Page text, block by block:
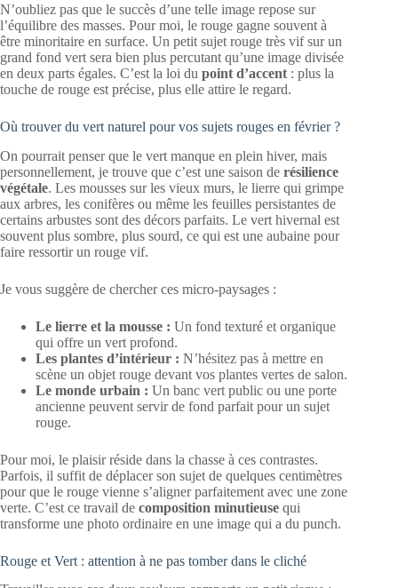
N’oubliez pas que le succès d’une telle image repose sur
l’équilibre des masses. Pour moi, le rouge gagne souvent à
être minoritaire en surface. Un petit sujet rouge très vif sur un
grand fond vert sera bien plus percutant qu’une image divisée
en deux parts égales. C’est la loi du point d’accent : plus la
touche de rouge est précise, plus elle attire le regard.
Où trouver du vert naturel pour vos sujets rouges en février ?
On pourrait penser que le vert manque en plein hiver, mais
personnellement, je trouve que c’est une saison de résilience
végétale. Les mousses sur les vieux murs, le lierre qui grimpe
aux arbres, les conifères ou même les feuilles persistantes de
certains arbustes sont des décors parfaits. Le vert hivernal est
souvent plus sombre, plus sourd, ce qui est une aubaine pour
faire ressortir un rouge vif.
Je vous suggère de chercher ces micro-paysages :
Le lierre et la mousse : Un fond texturé et organique
qui offre un vert profond.
Les plantes d’intérieur : N’hésitez pas à mettre en
scène un objet rouge devant vos plantes vertes de salon.
Le monde urbain : Un banc vert public ou une porte
ancienne peuvent servir de fond parfait pour un sujet
rouge.
Pour moi, le plaisir réside dans la chasse à ces contrastes.
Parfois, il suffit de déplacer son sujet de quelques centimètres
pour que le rouge vienne s’aligner parfaitement avec une zone
verte. C’est ce travail de composition minutieuse qui
transforme une photo ordinaire en une image qui a du punch.
Rouge et Vert : attention à ne pas tomber dans le cliché